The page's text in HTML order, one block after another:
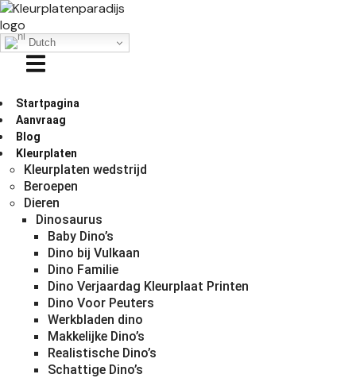
Dutch
Startpagina
Aanvraag
Blog
Kleurplaten
Kleurplaten wedstrijd
Beroepen
Dieren
Dinosaurus
Baby Dino’s
Dino bij Vulkaan
Dino Familie
Dino Verjaardag Kleurplaat Printen
Dino Voor Peuters
Werkbladen dino
Makkelijke Dino’s
Realistische Dino’s
Schattige Dino’s